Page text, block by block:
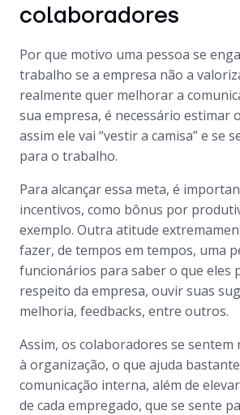
colaboradores
Por que motivo uma pessoa se
trabalho se a empresa não a
realmente quer melhorar a
sua empresa, é necessário estimar
assim ele vai “vestir a camisa” e se
para o trabalho.
Para alcançar essa meta, é
incentivos, como bônus por
exemplo. Outra atitude
fazer, de tempos em tempos, uma
funcionários para saber o que eles
respeito da empresa, ouvir suas
melhoria, feedbacks, entre outros.
Assim, os colaboradores se sentem
à organização, o que ajuda
comunicação interna, além de
de cada empregado, que se sente